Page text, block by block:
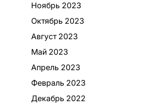
Ноябрь 2023
Октябрь 2023
Август 2023
Май 2023
Апрель 2023
Февраль 2023
Декабрь 2022